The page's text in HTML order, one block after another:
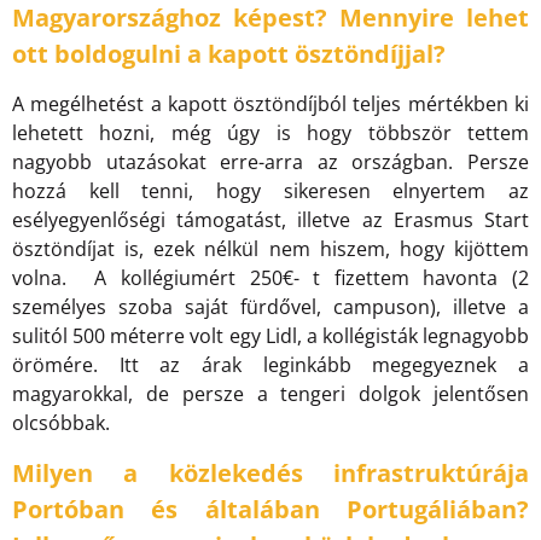
Magyarországhoz képest? Mennyire lehet
ott boldogulni a kapott ösztöndíjjal?
A megélhetést a kapott ösztöndíjból teljes mértékben ki
lehetett hozni, még úgy is hogy többször tettem
nagyobb utazásokat erre-arra az országban. Persze
hozzá kell tenni, hogy sikeresen elnyertem az
esélyegyenlőségi támogatást, illetve az Erasmus Start
ösztöndíjat is, ezek nélkül nem hiszem, hogy kijöttem
volna. A kollégiumért 250€- t fizettem havonta (2
személyes szoba saját fürdővel, campuson), illetve a
sulitól 500 méterre volt egy Lidl, a kollégisták legnagyobb
örömére. Itt az árak leginkább megegyeznek a
magyarokkal, de persze a tengeri dolgok jelentősen
olcsóbbak.
Milyen a közlekedés infrastruktúrája
Portóban és általában Portugáliában?